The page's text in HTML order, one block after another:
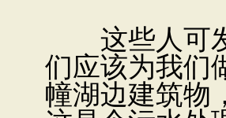
这些人可发
们应该为我们
幢湖边建筑物